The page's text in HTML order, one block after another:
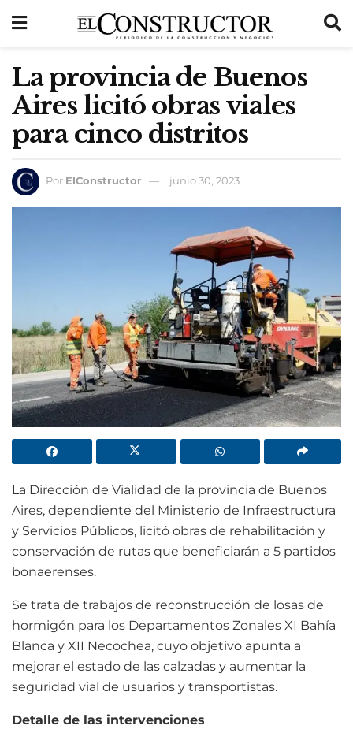
La provincia de Buenos
Aires licitó obras viales
para cinco distritos
Por ElConstructor junio 30, 2023
La Dirección de Vialidad de la provincia de Buenos
Aires, dependiente del Ministerio de Infraestructura
y Servicios Públicos, licitó obras de rehabilitación y
conservación de rutas que beneficiarán a 5 partidos
bonaerenses.
Se trata de trabajos de reconstrucción de losas de
hormigón para los Departamentos Zonales XI Bahía
Blanca y XII Necochea, cuyo objetivo apunta a
mejorar el estado de las calzadas y aumentar la
seguridad vial de usuarios y transportistas.
Detalle de las intervenciones